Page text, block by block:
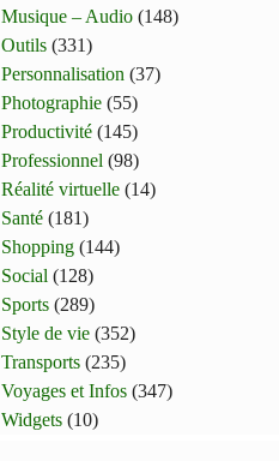
Musique – Audio (148)
Outils (331)
Personnalisation (37)
Photographie (55)
Productivité (145)
Professionnel (98)
Réalité virtuelle (14)
Santé (181)
Shopping (144)
Social (128)
Sports (289)
Style de vie (352)
Transports (235)
Voyages et Infos (347)
Widgets (10)